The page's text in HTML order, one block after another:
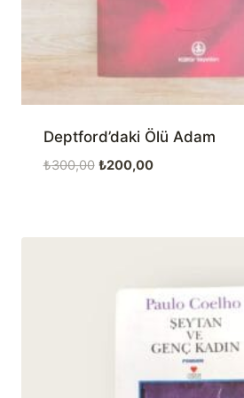
Deptford’daki Ölü Adam
₺300,00 Orijinal
₺200,00Şu